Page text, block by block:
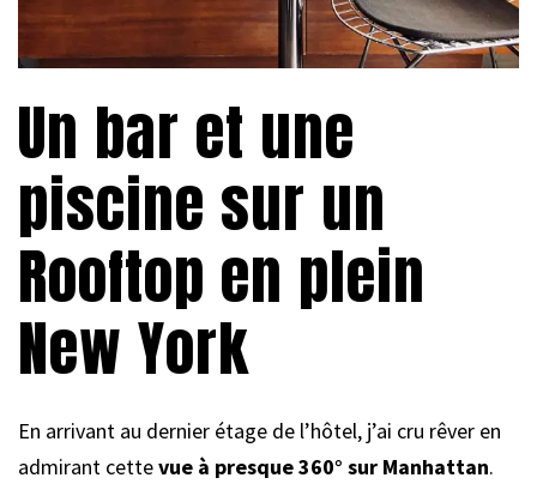
Un bar et une
piscine sur un
Rooftop en plein
New York
En arrivant au dernier étage de l’hôtel, j’ai cru rêver en
admirant cettevue à presque 360° sur Manhattan.